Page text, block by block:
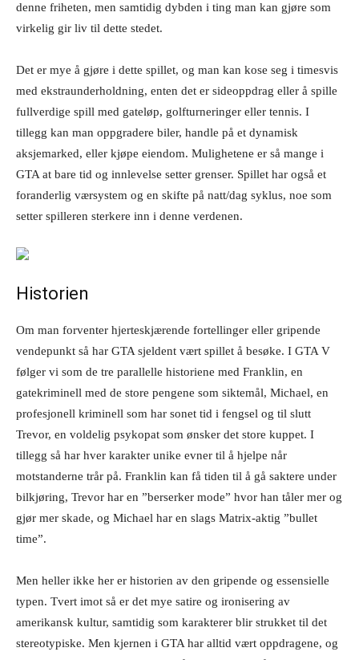
denne friheten, men samtidig dybden i ting man kan gjøre som
virkelig gir liv til dette stedet.
Det er mye å gjøre i dette spillet, og man kan kose seg i timesvis
med ekstraunderholdning, enten det er sideoppdrag eller å spille
fullverdige spill med gateløp, golfturneringer eller tennis. I
tillegg kan man oppgradere biler, handle på et dynamisk
aksjemarked, eller kjøpe eiendom. Mulighetene er så mange i
GTA at bare tid og innlevelse setter grenser. Spillet har også et
foranderlig værsystem og en skifte på natt/dag syklus, noe som
setter spilleren sterkere inn i denne verdenen.
Historien
Om man forventer hjerteskjærende fortellinger eller gripende
vendepunkt så har GTA sjeldent vært spillet å besøke. I GTA V
følger vi som de tre parallelle historiene med Franklin, en
gatekriminell med de store pengene som siktemål, Michael, en
profesjonell kriminell som har sonet tid i fengsel og til slutt
Trevor, en voldelig psykopat som ønsker det store kuppet. I
tillegg så har hver karakter unike evner til å hjelpe når
motstanderne trår på. Franklin kan få tiden til å gå saktere under
bilkjøring, Trevor har en ”berserker mode” hvor han tåler mer og
gjør mer skade, og Michael har en slags Matrix-aktig ”bullet
time”.
Men heller ikke her er historien av den gripende og essensielle
typen. Tvert imot så er det mye satire og ironisering av
amerikansk kultur, samtidig som karakterer blir strukket til det
stereotypiske. Men kjernen i GTA har alltid vært oppdragene, og